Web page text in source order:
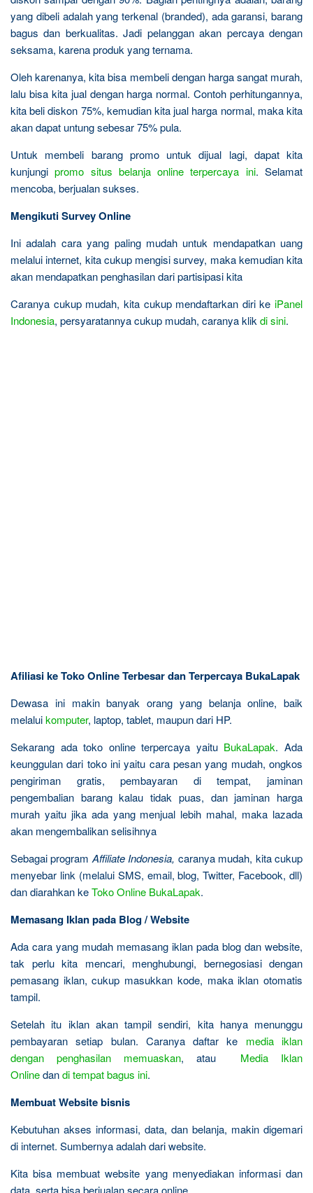
yang dibeli adalah yang terkenal (branded), ada garansi, barang
bagus dan berkualitas. Jadi pelanggan akan percaya dengan
seksama, karena produk yang ternama.
Oleh karenanya, kita bisa membeli dengan harga sangat murah,
lalu bisa kita jual dengan harga normal. Contoh perhitungannya,
kita beli diskon 75%, kemudian kita jual harga normal, maka kita
akan dapat untung sebesar 75% pula.
Untuk membeli barang promo untuk dijual lagi, dapat kita
kunjungipromo situs belanja online terpercaya ini. Selamat
mencoba, berjualan sukses.
Mengikuti Survey Online
Ini adalah cara yang paling mudah untuk mendapatkan uang
melalui internet, kita cukup mengisi survey, maka kemudian kita
akan mendapatkan penghasilan dari partisipasi kita
Caranya cukup mudah, kita cukup mendaftarkan diri ke iPanel
Indonesia, persyaratannya cukup mudah, caranya klik di sini.
Afiliasi ke Toko Online Terbesar dan Terpercaya BukaLapak
Dewasa ini makin banyak orang yang belanja online, baik
melaluikomputer, laptop, tablet, maupun dari HP.
Sekarang ada toko online terpercaya yaitu BukaLapak. Ada
keunggulan dari toko ini yaitu cara pesan yang mudah, ongkos
pengiriman gratis, pembayaran di tempat, jaminan
pengembalian barang kalau tidak puas, dan jaminan harga
murah yaitu jika ada yang menjual lebih mahal, maka lazada
akan mengembalikan selisihnya
Sebagai program Affiliate Indonesia, caranya mudah, kita cukup
menyebar link (melalui SMS, email, blog, Twitter, Facebook, dll)
dan diarahkan keToko Online BukaLapak.
Memasang Iklan pada Blog / Website
Ada cara yang mudah memasang iklan pada blog dan website,
tak perlu kita mencari, menghubungi, bernegosiasi dengan
pemasang iklan, cukup masukkan kode, maka iklan otomatis
tampil.
Setelah itu iklan akan tampil sendiri, kita hanya menunggu
pembayaran setiap bulan. Caranya daftar ke media iklan
dengan penghasilan memuaskan, atau Media Iklan
Onlinedandi tempat bagus ini.
Membuat Website bisnis
Kebutuhan akses informasi, data, dan belanja, makin digemari
di internet. Sumbernya adalah dari website.
Kita bisa membuat website yang menyediakan informasi dan
data, serta bisa berjualan secara online.